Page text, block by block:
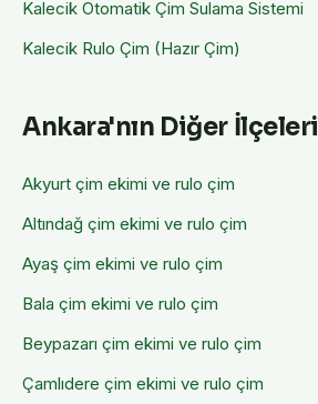
Kalecik Otomatik Çim Sulama Sistemi
Kalecik Rulo Çim (Hazır Çim)
Ankara'nın Diğer İlçeleri
Akyurt çim ekimi ve rulo çim
Altındağ çim ekimi ve rulo çim
Ayaş çim ekimi ve rulo çim
Bala çim ekimi ve rulo çim
Beypazarı çim ekimi ve rulo çim
Çamlıdere çim ekimi ve rulo çim